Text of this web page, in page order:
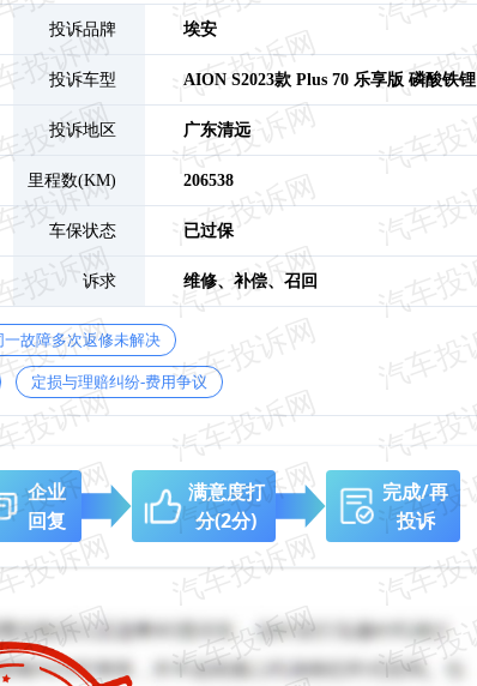
投诉品牌 埃安
投诉车型 AION S2023款 Plus 70 乐享版 磷酸铁锂
投诉地区 广东清远
里程数(KM) 206538
车保状态 已过保
诉求 维修、 补偿、 召回
故障多次返修未解决
定损与理赔纠纷-费用争议
企业
回复
满意度打
分(2分)
完成/再
投诉